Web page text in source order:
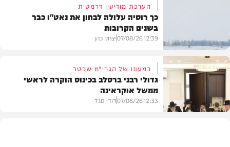
הערכת מודיעין דרמטית
כך רוסיה עלולה לבחון את נאט"ו כבר
בשנים הקרובות
12:39
07/08/26יצחק כהן
במעונו של הגרי"מ שכטר
גדולי רבני ברסלב בכינוס הוקרה לראשי
ממשל אוקראינה
12:33
07/08/26דודי סגל